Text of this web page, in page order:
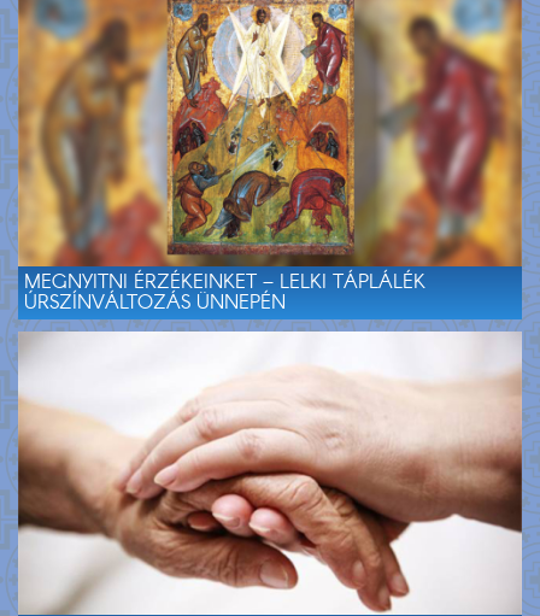
MEGNYITNI ÉRZÉKEINKET – LELKI TÁPLÁLÉK
ÚRSZÍNVÁLTOZÁS ÜNNEPÉN